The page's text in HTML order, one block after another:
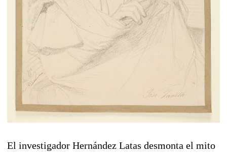
El investigador Hernández Latas desmonta el mito